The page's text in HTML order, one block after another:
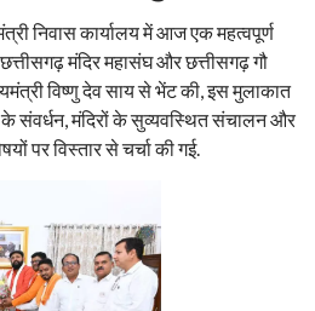
निवास कार्यालय में आज एक महत्वपूर्ण
मंदिर महासंघ और छत्तीसगढ़ गौ
विष्णु देव साय से भेंट की, इस मुलाकात
के संवर्धन, मंदिरों के सुव्यवस्थित संचालन और
पर विस्तार से चर्चा की गई.